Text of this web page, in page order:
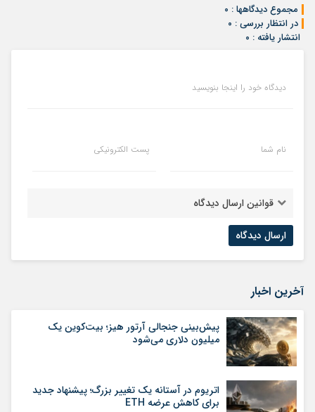
مجموع دیدگاهها : ۰
در انتظار بررسی : ۰
انتشار یافته : ۰
دیدگاه خود را اینجا بنویسید
نام شما پست الکترونیکی
قوانین ارسال دیدگاه
آخرین اخبار
پیش‌بینی جنجالی آرتور هیز؛ بیت‌کوین یک
میلیون دلاری می‌شود
اتریوم در آستانه یک تغییر بزرگ؛ پیشنهاد جدید
برای کاهش عرضه ETH